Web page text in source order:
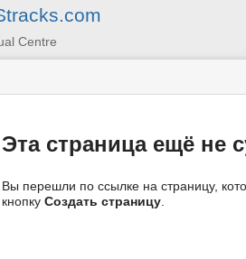
Centre
Эта страница ещё не
Вы перешли по ссылке на страницу,
кнопку Создать страницу.